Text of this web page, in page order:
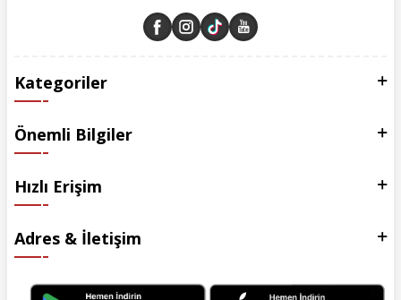
Kategoriler
Önemli Bilgiler
Hızlı Erişim
Adres & İletişim